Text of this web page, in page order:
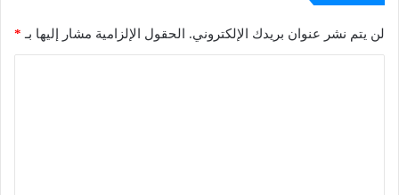
لن يتم نشر عنوان بريدك الإلكتروني. الحقول الإلزامية مشار إليها بـ *